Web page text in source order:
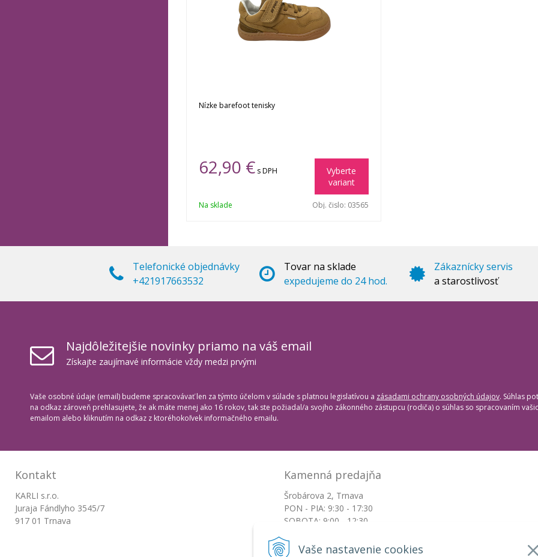
Vaše nastavenie cookies
Nízke barefoot tenisky
62,90 € s DPH
Vyberte
variant
Na sklade Obj. čislo: 03565
Telefonické objednávky
+421917663532
Tovar na sklade
expedujeme do 24 hod.
Zákaznícky servis
a starostlivosť
Najdôležitejšie novinky priamo na váš email
Získajte zaujímavé informácie vždy medzi prvými
Vaše osobné údaje (email) budeme spracovávať len za týmto účelom v súlade s platnou legislatívou a zásadami ochrany osobných údajov. Súhlas
na odkaz zároveň prehlasujete, že ak máte menej ako 16 rokov, tak ste požiadal/a svojho zákonného zástupcu (rodiča) o súhlas so spracovaním
emailom alebo kliknutím na odkaz z ktoréhokoľvek informačného emailu.
Kontakt
KARLI s.r.o.
Juraja Fándlyho 3545/7
917 01 Trnava
Kamenná predajňa
Šrobárova 2, Trnava
PON - PIA: 9:30 - 17:30
SOBOTA: 9:00 - 12:30